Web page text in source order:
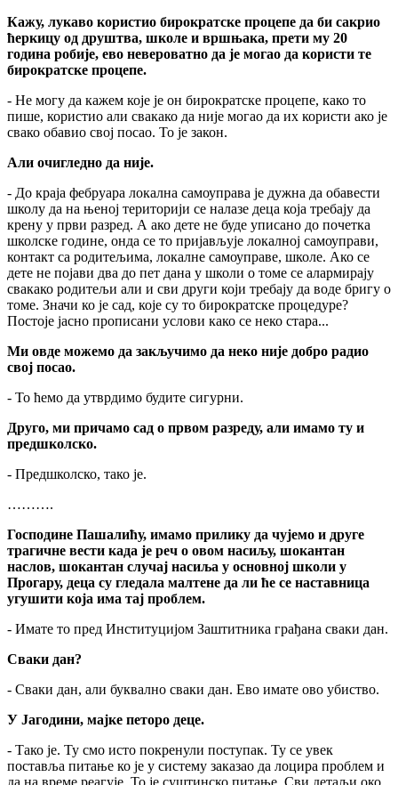
Кажу, лукаво користио бирократске процепе да би сакрио
ћеркицу од друштва, школе и вршњака, прети му 20
година робије, ево невероватно да је могао да користи те
бирократске процепе.
- Не могу да кажем које је он бирократске процепе, како то
пише, користио али свакако да није могао да их користи ако је
свако обавио свој посао. То је закон.
Али очигледно да није.
- До краја фебруара локална самоуправа је дужна да обавести
школу да на њеној територији се налазе деца која требају да
крену у први разред. А ако дете не буде уписано до почетка
школске године, онда се то пријављује локалној самоуправи,
контакт са родитељима, локалне самоуправе, школе. Ако се
дете не појави два до пет дана у школи о томе се алармирају
свакако родитељи али и сви други који требају да воде бригу о
томе. Значи ко је сад, које су то бирократске процедуре?
Постоје јасно прописани услови како се неко стара...
Ми овде можемо да закључимо да неко није добро радио
свој посао.
- То ћемо да утврдимо будите сигурни.
Друго, ми причамо сад о првом разреду, али имамо ту и
предшколско.
- Предшколско, тако је.
……….
Господине Пашалићу, имамо прилику да чујемо и друге
трагичне вести када је реч о овом насиљу, шокантан
наслов, шокантан случај насиља у основној школи у
Прогару, деца су гледала малтене да ли ће се наставница
угушити која има тај проблем.
- Имате то пред Институцијом Заштитника грађана сваки дан.
Сваки дан?
- Сваки дан, али буквално сваки дан. Ево имате ово убиство.
У Јагодини, мајке петоро деце.
- Тако је. Ту смо исто покренули поступак. Ту се увек
поставља питање ко је у систему заказао да лоцира проблем и
да на време реагује. То је суштинско питање. Сви детаљи око